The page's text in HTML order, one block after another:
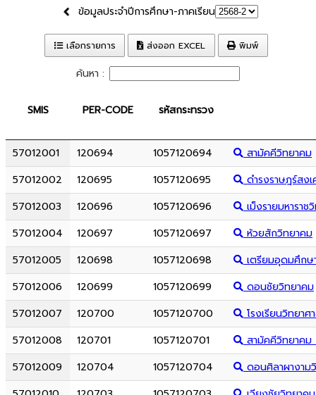
ข้อมูลประจำปีการศึกษา-ภาคเรียน
เลือกรายการ ส่งออก EXCEL พิมพ์
ค้นหา :
SMIS PER-CODE รหัสกระทรวง
57012001 120694 1057120694
สามัคคีวิทยาคม
57012002
120695 1057120695
ดำรงราษฎร์สงเ
57012003
120696 1057120696
เม็งรายมหาราช
57012004
120697 1057120697
ห้วยสักวิทยาคม
57012005
120698 1057120698
เตรียมอุดมศึกษ
57012006
120699 1057120699
ดอนชัยวิทยาคม
57012007
120700 1057120700
โรงเรียนวิทยา
57012008
120701 1057120701
สามัคคีวิทยาคม
57012009
120704 1057120704
ดอนศิลาผางาม